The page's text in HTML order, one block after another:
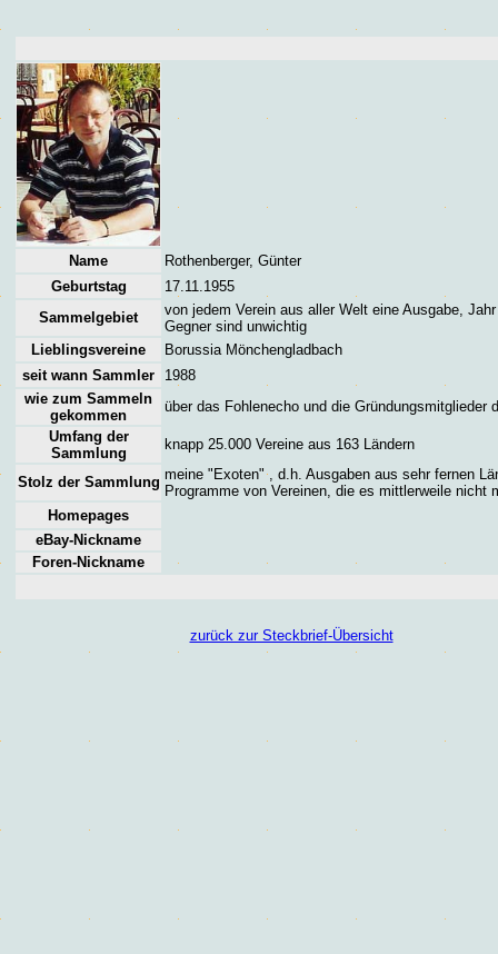
Name
Rothenberger, Günter
Geburtstag
17.11.1955
Sammelgebiet
von jedem Verein aus aller Welt eine Ausgabe,
Gegner sind unwichtig
Lieblingsvereine
Borussia Mönchengladbach
seit wann Sammler
1988
wie zum Sammeln
gekommen
über das Fohlenecho und die Gründungsmitglieder
Umfang der
Sammlung
knapp 25.000 Vereine aus 163 Ländern
Stolz der Sammlung meine "Exoten" , d.h. Ausgaben aus sehr fernen
Programme von Vereinen, die es mittlerweile nicht
Homepages
eBay-Nickname
Foren-Nickname
zurück zur Steckbrief-Übersicht